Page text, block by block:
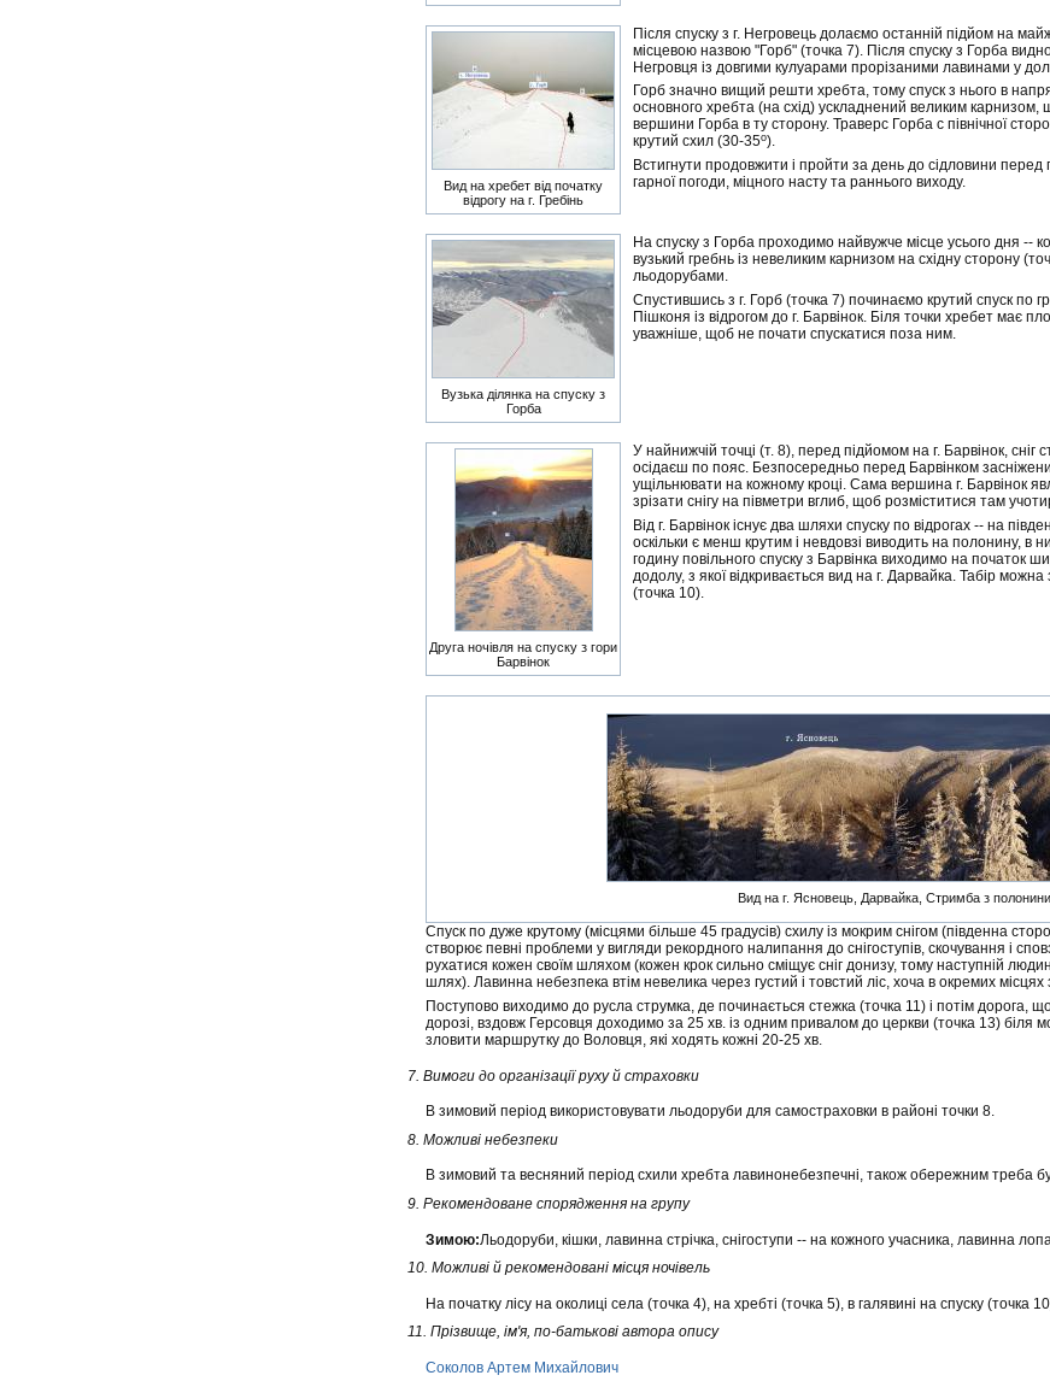
Вид на хребет від початку
відрогу на г. Гребінь
Після спуску з г. Негровець долаємо останній підйом на
місцевою назвою "Горб" (точка 7). Після спуску з Горба
Негровця із довгими кулуарами прорізаними лавинами у
Горб значно вищий решти хребта, тому спуск з нього в
основного хребта (на схід) ускладнений великим карнизом,
вершини Горба в ту сторону. Траверс Горба с північної
крутий схил (30-35o).
Встигнути продовжити і пройти за день до сідловини
гарної погоди, міцного насту та раннього виходу.
Вузька ділянка на спуску з
Горба
На спуску з Горба проходимо найвужче місце усього дня --
вузький гребнь із невеликим карнизом на східну сторону
льодорубами.
Спустившись з г. Горб (точка 7) починаємо крутий спуск по
Пішконя із відрогом до г. Барвінок. Біля точки хребет має
уважніше, щоб не почати спускатися поза ним.
Друга ночівля на спуску з гори
Барвінок
У найнижчій точці (т. 8), перед підйомом на г. Барвінок, сніг
осідаєш по пояс. Безпосередньо перед Барвінком
ущільнювати на кожному кроці. Сама вершина г. Барвінок
зрізати снігу на півметри вглиб, щоб розміститися там
Від г. Барвінок існує два шляхи спуску по відрогах -- на
оскільки є менш крутим і невдовзі виводить на полонину,
годину повільного спуску з Барвінка виходимо на початок
додолу, з якої відкривається вид на г. Дарвайка. Табір
(точка 10).
Вид на г. Ясновець, Дарвайка, Стримба з
Спуск по дуже крутому (місцями більше 45 градусів) схилу із мокрим снігом (південна
створює певні проблеми у вигляди рекордного налипання до снігоступів, скочування і
рухатися кожен своїм шляхом (кожен крок сильно сміщує сніг донизу, тому наступній
шлях). Лавинна небезпека втім невелика через густий і товстий ліс, хоча в окремих
Поступово виходимо до русла струмка, де починається стежка (точка 11) і потім дорога,
дорозі, вздовж Герсовця доходимо за 25 хв. із одним привалом до церкви (точка 13) біля
зловити маршрутку до Воловця, які ходять кожні 20-25 хв.
7. Вимоги до організації руху й страховки
В зимовий період використовувати льодоруби для самостраховки в районі точки 8.
8. Можливі небезпеки
В зимовий та весняний період схили хребта лавинонебезпечні, також обережним треба
9. Рекомендоване спорядження на групу
Зимою:Льодоруби, кішки, лавинна стрічка, снігоступи -- на кожного учасника, лавинна
10. Можливі й рекомендовані місця ночівель
На початку лісу на околиці села (точка 4), на хребті (точка 5), в галявині на спуску (точка
11. Прізвище, ім'я, по-батькові автора опису
Соколов Артем Михайлович